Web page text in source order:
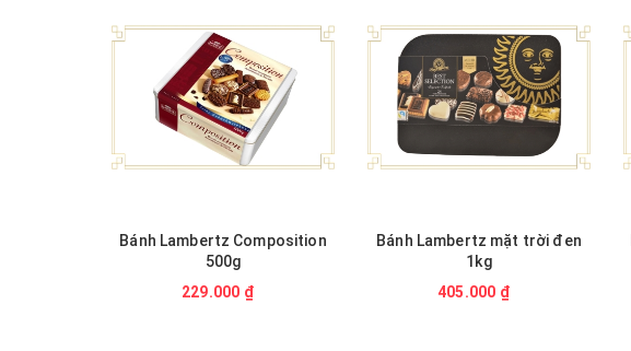
Bánh Lambertz Composition
500g
229.000 ₫
Bánh Lambertz mặt trời đen
1kg
405.000 ₫